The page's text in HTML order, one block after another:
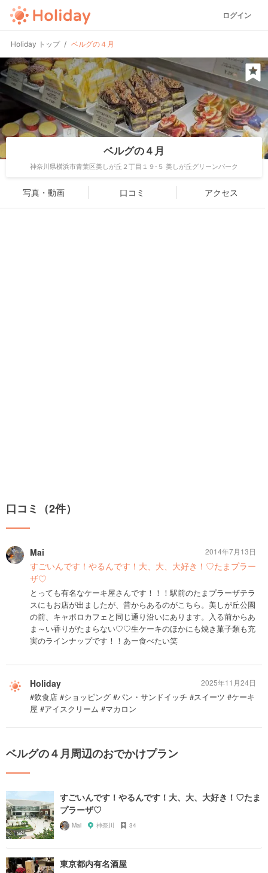
ログイン
Holiday トップ ベルグの４月
ベルグの４月
神奈川県横浜市青葉区美しが丘２丁目１９-５ 美しが丘グリーンパーク
写真・動画 口コミ アクセス
口コミ（2件）
Mai
すごいんです！やるんです！大、大、大好き！♡たまプラー
ザ♡
とっても有名なケーキ屋さんです！！！駅前のたまプラーザテラ
スにもお店が出ましたが、昔からあるのがこちら。美しが丘公園
の前、キャボロカフェと同じ通り沿いにあります。入る前からあ
ま～い香りがたまらない♡♡生ケーキのほかにも焼き菓子類も充
実のラインナップです！！あー食べたい笑
2014年7月13日
Holiday
#飲食店 #ショッピング #パン・サンドイッチ #スイーツ #ケーキ
屋 #アイスクリーム #マカロン
2025年11月24日
ベルグの４月周辺のおでかけプラン
すごいんです！やるんです！大、大、大好き！♡たま
プラーザ♡
Mai 神奈川 34
東京都内有名酒屋